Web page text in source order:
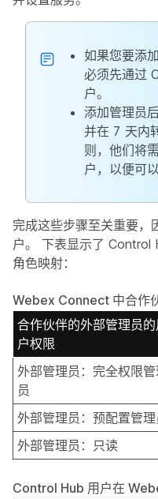
如果您要添
必须先通过
户。
添加管理员
并在 7 天内
则，他们将
户，以便可
完成这些步骤至关重要，
户。 下表显示了
角色映射：
Webex Connect 中合作
合作伙伴的外部管理员的
户权限
外部管理员：完全权限管
员
外部管理员：预配置管理
外部管理员：只读
Control Hub 用户在